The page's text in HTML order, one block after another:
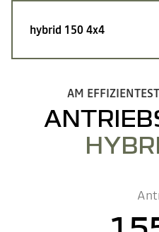
hybrid 150 4x4
AM